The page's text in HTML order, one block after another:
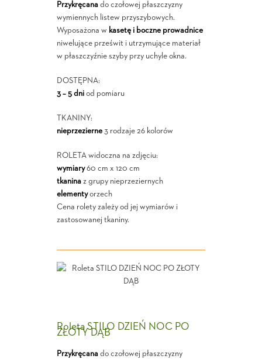
Przykręcanado czołowej płaszczyzny
wymiennych listew przyszybowych.
Wyposażona w kasetę i boczne prowadnice
niwelujące prześwit i utrzymujące materiał
w płaszczyźnie szyby przy uchyle okna.
DOSTĘPNA:
3 – 5 dniod pomiaru
TKANINY:
nieprzezierne3 rodzaje 26 kolorów
ROLETA widoczna na zdjęciu:
wymiary60 cm x 120 cm
tkaninaz grupy nieprzeziernych
elementyorzech
Cena rolety zależy od jej wymiarów i
zastosowanej tkaniny.
Roleta STILO DZIEŃ NOC PO
ZŁOTY DĄB
Przykręcanado czołowej płaszczyzny